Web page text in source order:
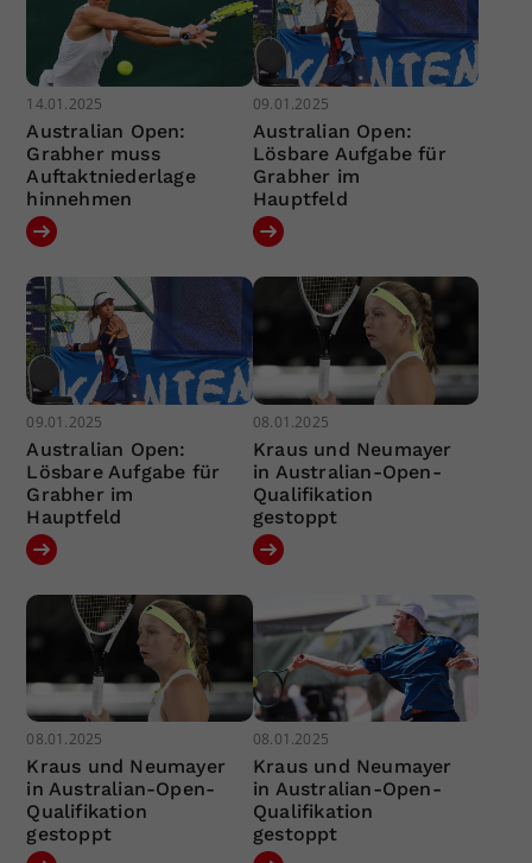
14.01.2025
Australian Open:
Grabher muss
Auftaktniederlage
hinnehmen
09.01.2025
Australian Open:
Lösbare Aufgabe für
Grabher im
Hauptfeld
09.01.2025
Australian Open:
Lösbare Aufgabe für
Grabher im
Hauptfeld
08.01.2025
Kraus und Neumayer
in Australian-Open-
Qualifikation
gestoppt
08.01.2025
Kraus und Neumayer
in Australian-Open-
Qualifikation
gestoppt
08.01.2025
Kraus und Neumayer
in Australian-Open-
Qualifikation
gestoppt